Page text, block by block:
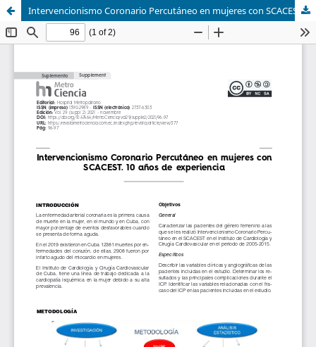
Intervencionismo Coronario Percutáneo en mujeres con SCACEST. 10 años de experiencia